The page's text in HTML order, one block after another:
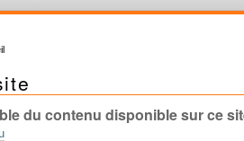
du contenu disponible sur ce